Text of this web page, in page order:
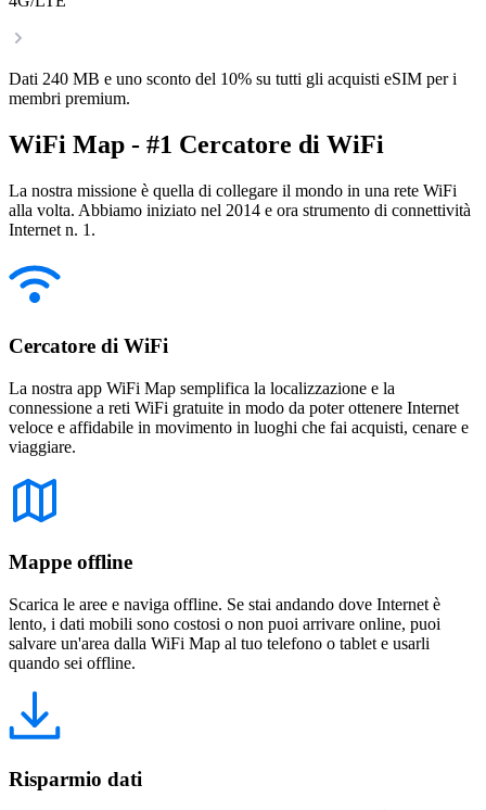
Dati 240 MB e uno sconto del 10% su tutti gli acquisti eSIM per i
membri premium.
WiFi Map - #1 Cercatore di WiFi
La nostra missione è quella di collegare il mondo in una rete WiFi
alla volta. Abbiamo iniziato nel 2014 e ora strumento di connettività
Internet n. 1.
Cercatore di WiFi
La nostra app WiFi Map semplifica la localizzazione e la
connessione a reti WiFi gratuite in modo da poter ottenere Internet
veloce e affidabile in movimento in luoghi che fai acquisti, cenare e
viaggiare.
Mappe offline
Scarica le aree e naviga offline. Se stai andando dove Internet è
lento, i dati mobili sono costosi o non puoi arrivare online, puoi
salvare un'area dalla WiFi Map al tuo telefono o tablet e usarli
quando sei offline.
Risparmio dati